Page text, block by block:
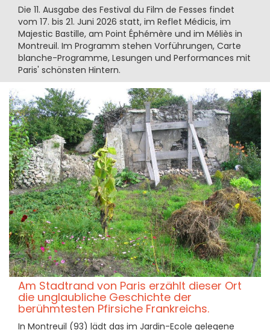
Die 11. Ausgabe des Festival du Film de Fesses findet
vom 17. bis 21. Juni 2026 statt, im Reflet Médicis, im
Majestic Bastille, am Point Éphémère und im Méliès in
Montreuil. Im Programm stehen Vorführungen, Carte
blanche-Programme, Lesungen und Performances mit
Paris' schönsten Hintern.
Am Stadtrand von Paris erzählt dieser Ort
die unglaubliche Geschichte der
berühmtesten Pfirsiche Frankreichs.
In Montreuil (93) lädt das im Jardin-Ecole gelegene